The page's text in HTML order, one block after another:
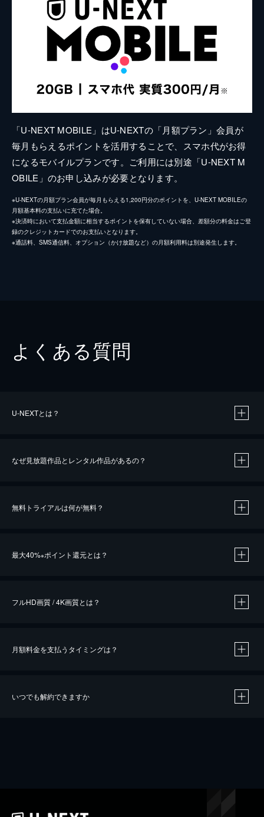
「U-NEXT MOBILE」はU-NEXTの「月額プラン」会員が
毎月もらえるポイントを活用することで、スマホ代がお得
になるモバイルプランです。ご利用には別途「U-NEXT M
OBILE」のお申し込みが必要となります。
※U-NEXTの月額プラン会員が毎月もらえる1,200円分のポイントを、U-NEXT MOBILEの
月額基本料の支払いに充てた場合。
※決済時において支払金額に相当するポイントを保有していない場合、差額分の料金はご登
録のクレジットカードでのお支払いとなります。
※通話料、SMS通信料、オプション（かけ放題など）の月額利用料は別途発生します。
よくある質問
U-NEXTとは？
なぜ見放題作品とレンタル作品があるの？
無料トライアルは何が無料？
最大40%※ポイント還元とは？
※40％ポイント還元の対象は、クレジットカード決済による作品の購入 / レンタルです。
iOSアプリのUコイン決済による作品の購入 / レンタルは、20％のポイント還元です。
フルHD画質 / 4K画質とは？
月額料金を支払うタイミングは？
いつでも解約できますか